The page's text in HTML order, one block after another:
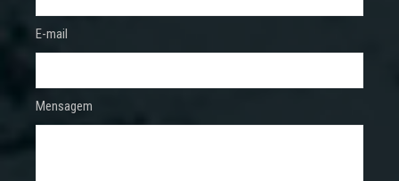
E-mail
Mensagem